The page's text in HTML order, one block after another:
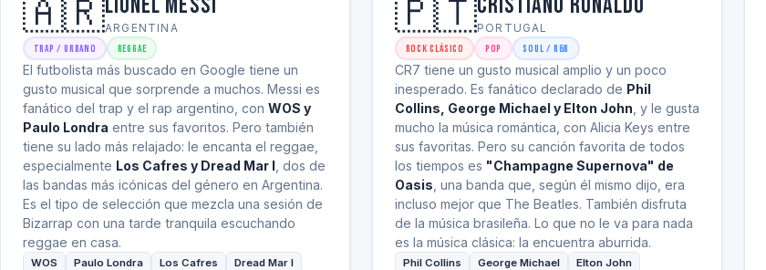
🇦🇷ARGENTINA
Trap / Urbano Reggae
El futbolista más buscado en Google tiene un
gusto musical que sorprende a muchos. Messi es
fanático del trap y el rap argentino, con WOS y
Paulo Londra entre sus favoritos. Pero también
tiene su lado más relajado: le encanta el reggae,
especialmente Los Cafres y Dread Mar I , dos de
las bandas más icónicas del género en Argentina.
Es el tipo de selección que mezcla una sesión de
Bizarrap con una tarde tranquila escuchando
reggae en casa.
WOS Paulo Londra Los Cafres
Dread Mar I
🇵🇹PORTUGAL
Rock Clásico Pop Soul / R&B
CR7 tiene un gusto musical amplio y un poco
inesperado. Es fanático declarado de Phil
Collins, George Michael y Elton John , y le gusta
mucho la música romántica, con Alicia Keys entre
sus favoritas. Pero su canción favorita de todos
los tiempos es "Champagne Supernova" de
Oasis , una banda que, según él mismo dijo, era
incluso mejor que The Beatles. También disfruta
de la música brasileña. Lo que no le va para nada
es la música clásica: la encuentra aburrida.
Phil Collins George Michael
Elton John